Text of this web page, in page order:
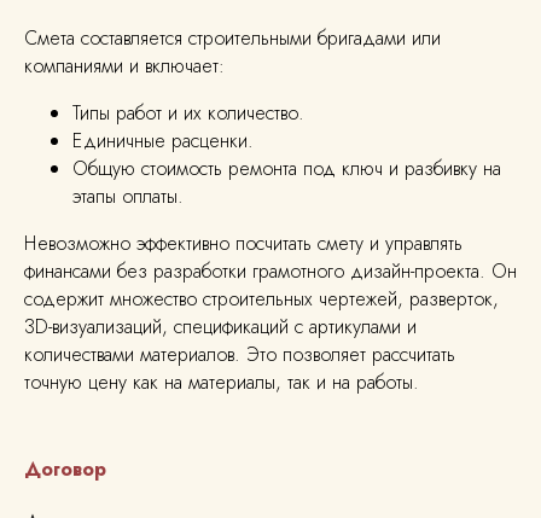
Смета составляется строительными бригадами или
компаниями и включает:
Типы работ и их количество.
Единичные расценки.
Общую стоимость ремонта под ключ и разбивку на
этапы оплаты.
Невозможно эффективно посчитать смету и управлять
финансами без разработки грамотного дизайн-проекта. Он
содержит множество строительных чертежей, разверток,
3D-визуализаций, спецификаций с артикулами и
количествами материалов. Это позволяет рассчитать
точную цену как на материалы, так и на работы.
Договор